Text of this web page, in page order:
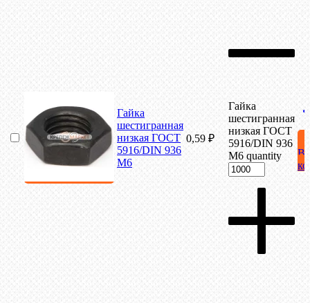
Гайка
шестигранная
низкая ГОСТ
5916/DIN 936
М6
0,59 ₽
Гайка
шестигранная
низкая ГОСТ
5916/DIN 936
М6 quantity
В